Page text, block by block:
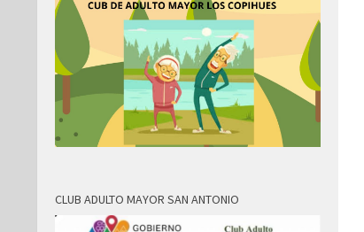
CLUB ADULTO MAYOR SAN ANTONIO